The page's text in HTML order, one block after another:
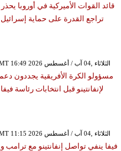
قائد القوات الأميركية في أوروبا
تراجع القدرة على حماية إسرائيل
GMT 16:49 2026 الثلاثاء ,04 آب / أغسطس
مسؤولو الكرة الأفريقية يجددون
لإنفانتينو قبل انتخابات رئاسة فيفا
GMT 11:15 2026 الثلاثاء ,04 آب / أغسطس
فيفا ينفي تواصل إنفانتينو مع ترامب